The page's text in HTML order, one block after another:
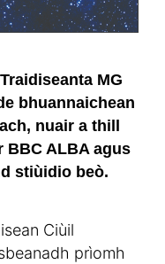
MG
bhuannaichean
nuair a thill
BBC ALBA agus
stiùidio beò.
Ciùil
prìomh